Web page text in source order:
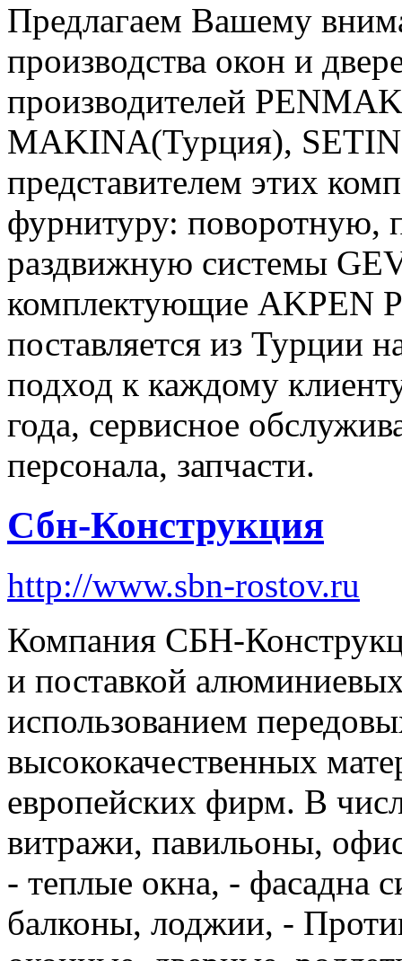
Предлагаем Вашему
производства окон и
производителей
MAKINA(Турция),
представителем этих
фурнитуру: поворотную,
раздвижную системы
комплектующие AKPEN
поставляется из Турции
подход к каждому
года, сервисное
персонала, запчасти.
Сбн-Конструкция
http://www.sbn-rostov.ru
Компания СБН-
и поставкой
использованием
высококачественных
европейских фирм. В
витражи, павильоны,
- теплые окна, - фасадна
балконы, лоджии, -